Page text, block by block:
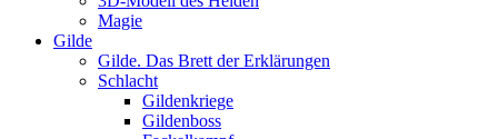
Magie
Gilde
Gilde. Das Brett der Erklärungen
Schlacht
Gildenkriege
Gildenboss